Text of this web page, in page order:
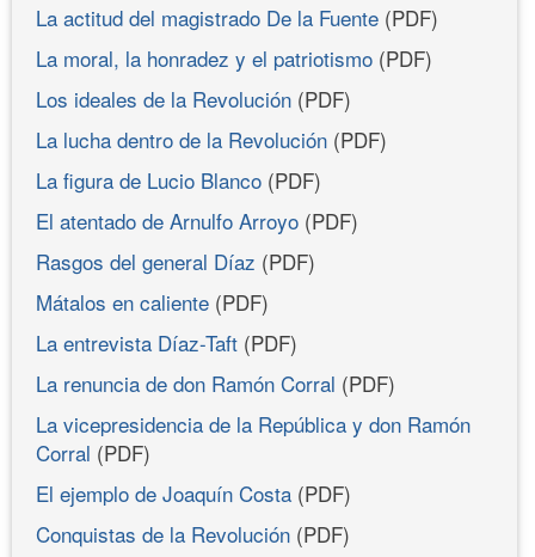
La actitud del magistrado De la Fuente (PDF)
La moral, la honradez y el patriotismo (PDF)
Los ideales de la Revolución (PDF)
La lucha dentro de la Revolución (PDF)
La figura de Lucio Blanco (PDF)
El atentado de Arnulfo Arroyo (PDF)
Rasgos del general Díaz (PDF)
Mátalos en caliente (PDF)
La entrevista Díaz-Taft (PDF)
La renuncia de don Ramón Corral (PDF)
La vicepresidencia de la República y don Ramón
Corral (PDF)
El ejemplo de Joaquín Costa (PDF)
Conquistas de la Revolución (PDF)